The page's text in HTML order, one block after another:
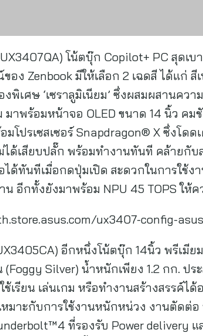
(UX3407QA) โน้ตบุ๊ก Copilot+ PC สุด
ง Zenbook มีให้เลือก 2 เฉดสี ได้แก่ สี
พิเศษ ‘เซราลูมิเนียม’ ซึ่งผสมผสานคว
มาพร้อมหน้าจอ OLED ขนาด 14 นิ้ว ค
มโปรเซสเซอร์ Snapdragon® X ซึ่งโด
ได้เสียบปลั๊ก พร้อมทำงานทันที คล้ายกั
ด้ทันทีเมื่อกดปุ่มเปิด สะดวกในการใช้ง
น อีกทั้งยังมาพร้อม NPU 45 TOPS ให้
ux3407-config-
อีกหนึ่งโน้ตบุ๊ก 14นิ้ว พรีเมี
(Foggy Silver) น้ำหนักเพียง 1.2 กก. ป
ช้เรียน เล่นเกม หรือทำงานสร้างสรรค์
มาะกับการใช้งานหนักหน่วง งานตัดต่
ที่รองรับ Power delivery